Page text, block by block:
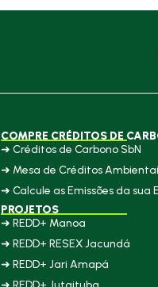
COMPRE CRÉDITOS DE
➜ Créditos de Carbono SbN
➜ Mesa de Créditos
➜ Calcule as Emissões da sua
PROJETOS
➜ REDD+ Manoa
➜ REDD+ RESEX Jacundá
➜ REDD+ Jari Amapá